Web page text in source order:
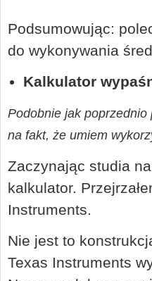
Podsumowując:
do wykonywania
Kalkulator
Podobnie jak
na fakt, że umiem
Zaczynając studia
kalkulator.
Instruments.
Nie jest to
Texas Instruments